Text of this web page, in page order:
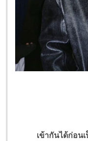
เข้ากันได้ก่อนเป็